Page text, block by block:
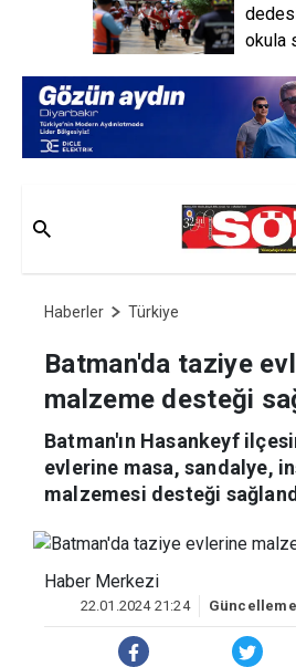
okula
Haberler Türkiye
Batman'da taziye
malzeme desteği
Batman'ın Hasankeyf
evlerine masa, sandalye,
malzemesi desteği
Haber Merkezi
22.01.2024 21:24